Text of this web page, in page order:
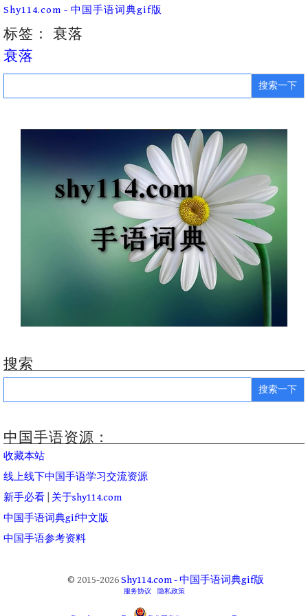
Skip
content
Shy114.com - 中国手语词典gif版
标签： 衰落
衰落
Search
搜索
Search
中国手语资源：
收藏本站
线上线下中国手语学习交流资源
新手必看
关于shy114.com
中国手语词典gif中文版
中国手语参考资料
© 2015-2026Shy114.com - 中国手语词典gif版
服务协议 隐私政策